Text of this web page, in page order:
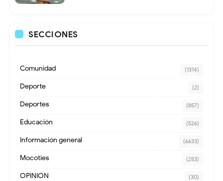
SECCIONES
Comunidad (1314)
Deporte (2)
Deportes (857)
Educación (526)
Información general (6633)
Mocoties (253)
OPINION (30)